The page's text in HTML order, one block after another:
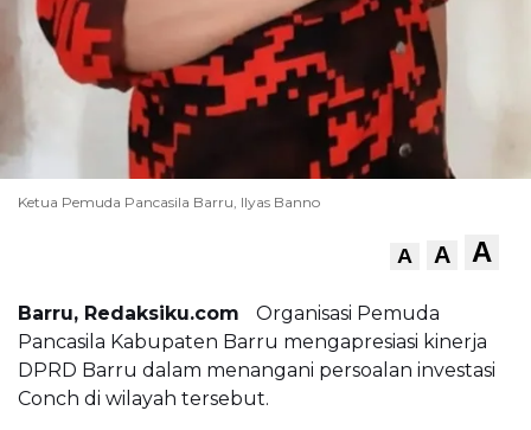
Ketua Pemuda Pancasila Barru, Ilyas Banno
A A A
Barru, Redaksiku.com
Organisasi Pemuda
Pancasila Kabupaten Barru mengapresiasi kinerja
DPRD Barru dalam menangani persoalan investasi
Conch di wilayah tersebut.